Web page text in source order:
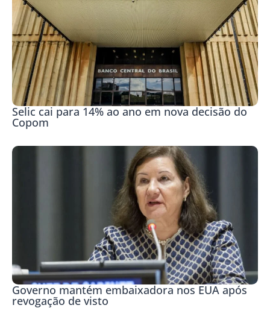
Selic cai para 14% ao ano em nova decisão do
Copom
Governo mantém embaixadora nos EUA após
revogação de visto